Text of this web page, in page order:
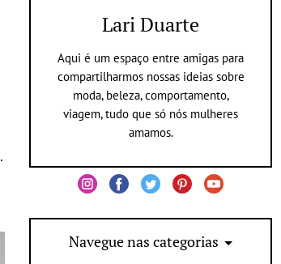
.
Lari Duarte
Aqui é um espaço entre amigas para
compartilharmos nossas ideias sobre
moda, beleza, comportamento,
viagem, tudo que só nós mulheres
amamos.
Navegue nas categorias